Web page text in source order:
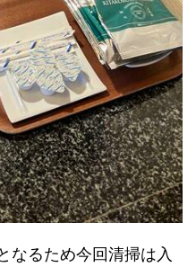
なるため今回清掃は入